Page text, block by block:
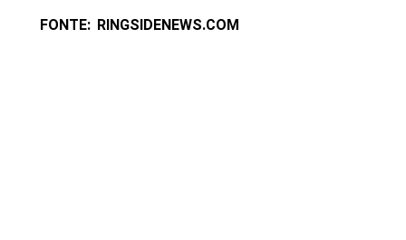
FONTE: RINGSIDENEWS.COM